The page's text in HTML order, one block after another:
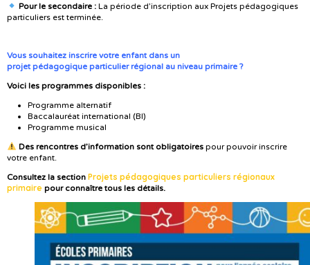
Pour le secondaire :La période d’inscription aux Projets pédagogiques
particuliers est terminée.
Vous souhaitez inscrire votre enfant dans un
projet pédagogique particulier régional au niveau primaire ?
Voici les programmes disponibles :
Programme alternatif
Baccalauréat international (BI)
Programme musical
Des rencontres d’information sont obligatoirespour pouvoir inscrire
votre enfant.
Consultez la section Projets pédagogiques particuliers régionaux
primaire pour connaître tous les détails.